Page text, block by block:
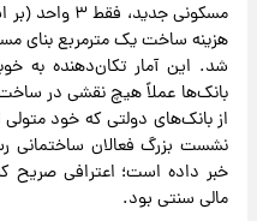
مسکونی
هزینه ساخت یک مترمربع بنای
شد. این آمار تکان‌دهنده به
بانک‌ها عملاً هیچ نقشی در
از بانک‌های دولتی که خود
نشست بزرگ فعالان ساختمانی
خبر داده است؛ اعترافی صریح
مالی سنتی بود.